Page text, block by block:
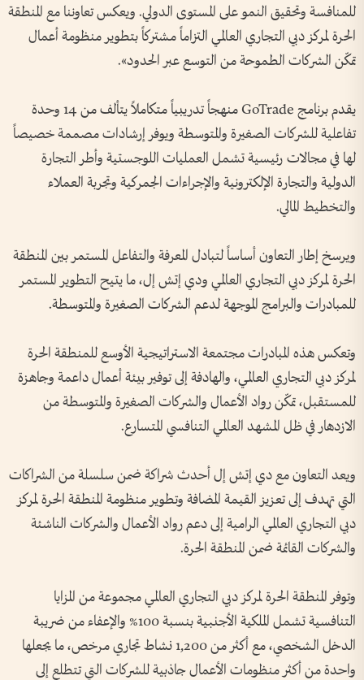
للمنافسة وتحقيق النمو على المستوى الدولي. ويعكس تعاوننا مع المنطقة
الحرة لمركز دبي التجاري العالمي التزاماً مشتركاً بتطوير منظومة أعمال
تمكّن الشركات الطموحة من التوسع عبر الحدود».
يقدم برنامج GoTrade منهجاً تدريبياً متكاملاً يتألف من 14 وحدة
تفاعلية للشركات الصغيرة والمتوسطة ويوفر إرشادات مصممة خصيصاً
لها في مجالات رئيسية تشمل العمليات اللوجستية وأطر التجارة
الدولية والتجارة الإلكترونية والإجراءات الجمركية وتجربة العملاء
والتخطيط المالي.
ويرسخ إطار التعاون أساساً لتبادل المعرفة والتفاعل المستمر بين المنطقة
الحرة لمركز دبي التجاري العالمي ودي إتش إل، ما يتيح التطوير المستمر
للمبادرات والبرامج الموجهة لدعم الشركات الصغيرة والمتوسطة.
وتعكس هذه المبادرات مجتمعة الاستراتيجية الأوسع للمنطقة الحرة
لمركز دبي التجاري العالمي، والهادفة إلى توفير بيئة أعمال داعمة وجاهزة
للمستقبل، تمكّن رواد الأعمال والشركات الصغيرة والمتوسطة من
الازدهار في ظل المشهد العالمي التنافسي المتسارع.
ويعد التعاون مع دي إتش إل أحدث شراكة ضمن سلسلة من الشراكات
التي تهدف إلى تعزيز القيمة المضافة وتطوير منظومة المنطقة الحرة لمركز
دبي التجاري العالمي الرامية إلى دعم رواد الأعمال والشركات الناشئة
والشركات القائمة ضمن المنطقة الحرة.
وتوفر المنطقة الحرة لمركز دبي التجاري العالمي مجموعة من المزايا
التنافسية تشمل الملكية الأجنبية بنسبة 100% والإعفاء من ضريبة
الدخل الشخصي، مع أكثر من 1,200 نشاط تجاري مرخص، ما يجعلها
واحدة من أكثر منظومات الأعمال جاذبية للشركات التي تتطلع إلى